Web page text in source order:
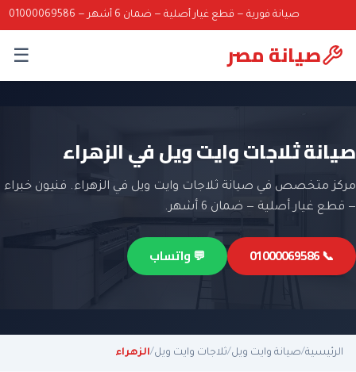
صيانة فورية — قطع غيار أصلية — ضمان 6 أشهر — 01000069586
صيانة مصر ☰
صيانة ثلاجات وايت ويل في الزهراء
مركز متخصص في صيانة ثلاجات وايت ويل في الزهراء. فنيون خبراء
— قطع غيار أصلية — ضمان 6 أشهر.
📞 01000069586 💬 واتساب
الرئيسية/صيانة وايت ويل/ثلاجات وايت ويل/الزهراء